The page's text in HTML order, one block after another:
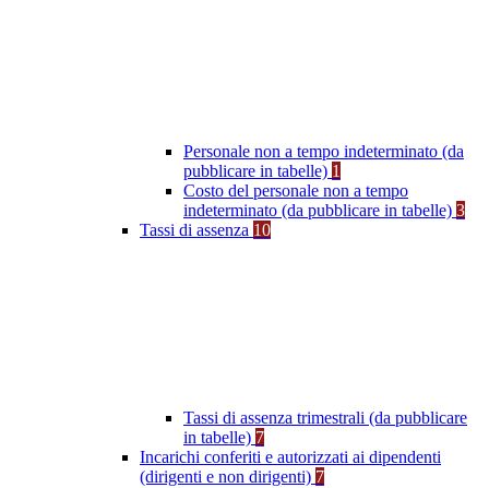
Personale non a tempo indeterminato (da
pubblicare in tabelle) 1
Costo del personale non a tempo
indeterminato (da pubblicare in tabelle) 3
Tassi di assenza 10
Tassi di assenza trimestrali (da pubblicare
in tabelle) 7
Incarichi conferiti e autorizzati ai dipendenti
(dirigenti e non dirigenti) 7